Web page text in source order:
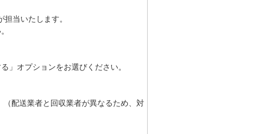
当いたします。
」オプションをお選びください。
配送業者と回収業者が異なるため、対